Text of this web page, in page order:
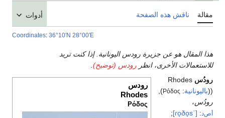
مقالة ناقش هذه الصفحة أدوات
Coordinates: 36°10′N 28°00′E
هذا المقال هو عن جزيرة رودس اليونانية. إذا كنت تريد
للاستعمالات الأخرى، انظر رودس (توضيح)
رودس
Rhodes
Ρόδος
رودُس Rhodes
((باليونانية:
Ρόδος
),
رودُس،
أص‌د :
[ˈɾo̞ðo̞s]
;